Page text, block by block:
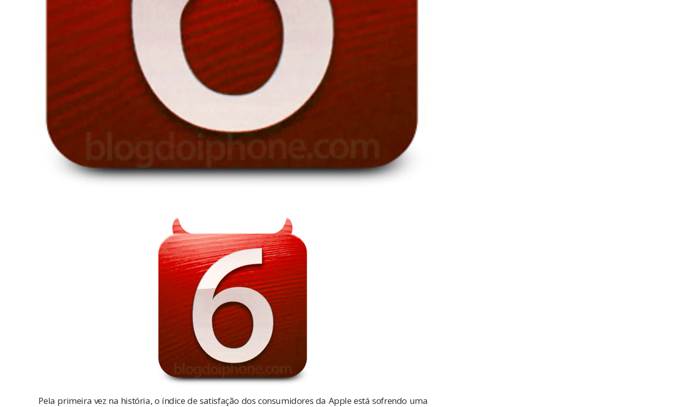
Pela primeira vez na história, o índice de satisfação dos consumidores da Apple está sofrendo uma